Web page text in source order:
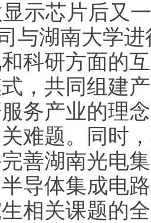
示芯片后又
湖南大学进
科研方面的
，共同组建
务产业的理
难题。同时
善湖南光电
导体集成电
相关课题的